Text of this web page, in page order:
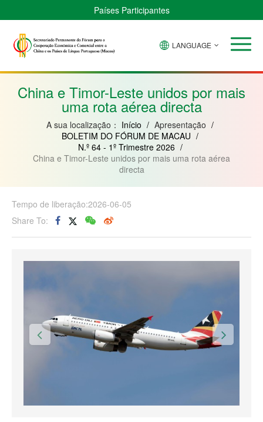
Países Participantes
Verde
Bissau
Guiné
Moçambique
LANGUAGE
China e Timor-Leste unidos por mais
uma rota aérea directa
A sua localização： Início / Apresentação /
BOLETIM DO FÓRUM DE MACAU /
N.º 64 - 1º Trimestre 2026 /
China e Timor-Leste unidos por mais uma rota aérea
directa
Tempo de liberação:2026-06-05
Share To: